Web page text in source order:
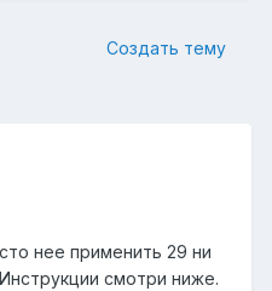
Создать тему
нее применить 29 ни
смотри ниже.